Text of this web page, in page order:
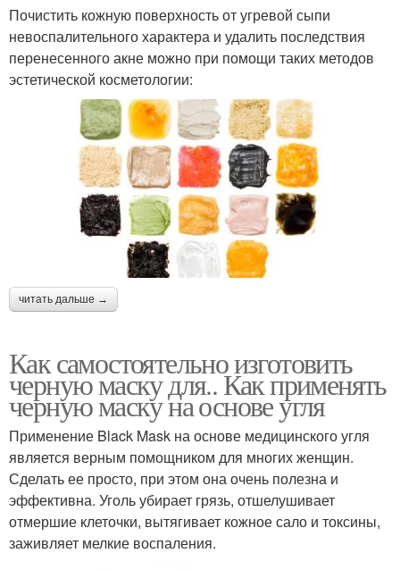
Почистить кожную поверхность от угревой сыпи
невоспалительного характера и удалить последствия
перенесенного акне можно при помощи таких методов
эстетической косметологии:
читать дальше →
Как самостоятельно изготовить
черную маску для.. Как применять
черную маску на основе угля
Применение Black Mask на основе медицинского угля
является верным помощником для многих женщин.
Сделать ее просто, при этом она очень полезна и
эффективна. Уголь убирает грязь, отшелушивает
отмершие клеточки, вытягивает кожное сало и токсины,
заживляет мелкие воспаления.